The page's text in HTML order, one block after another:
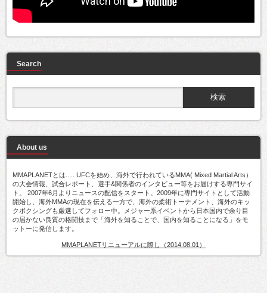
Search
About us
MMAPLANETとは..... UFCを始め、海外で行われているMMA( Mixed Martial Arts）
の大会情報、試合レポート、選手&関係者のインタビュー等をお届けする専門サイ
ト。 2007年6月よりニュースの配信をスタート。2009年に専門サイトとして活動
開始し、海外MMAの現在を伝える一方で、海外の柔術トーナメント、海外のキッ
クボクシングも厳選してフォロー中。メジャー系イベントから日本国内で余り目
の届かない良質の格闘技まで「海外を知ることで、国内を知ることになる」をモ
ットーに発信します。
MMAPLANETリニューアルに際し（2014.08.01）